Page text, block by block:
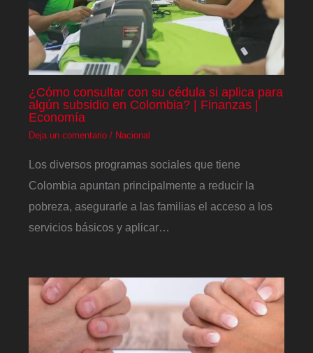
¿Cómo consultar con su cédula si aplica para
algún subsidio en Colombia? | Finanzas |
Economía
Deja un comentario / Nacional
Los diversos programas sociales que tiene
Colombia apuntan principalmente a reducir la
pobreza, asegurarle a las familias el acceso a los
servicios básicos y aplicar…